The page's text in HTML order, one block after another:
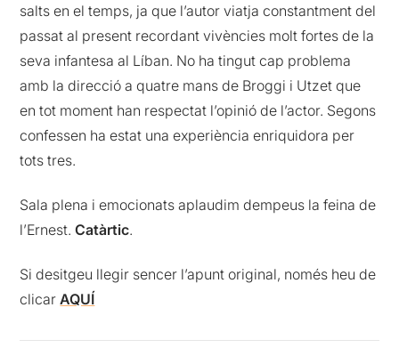
salts en el temps, ja que l’autor viatja constantment del
passat al present recordant vivències molt fortes de la
seva infantesa al Líban. No ha tingut cap problema
amb la direcció a quatre mans de Broggi i Utzet que
en tot moment han respectat l’opinió de l’actor. Segons
confessen ha estat una experiència enriquidora per
tots tres.
Sala plena i emocionats aplaudim dempeus la feina de
l’Ernest.Catàrtic.
Si desitgeu llegir sencer l’apunt original, només heu de
clicarAQUÍ